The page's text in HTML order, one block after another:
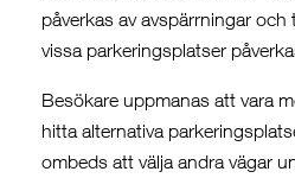
påverkas av avspärrningar och
vissa parkeringsplatser
Besökare uppmanas att vara
hitta alternativa
ombeds att välja andra vägar